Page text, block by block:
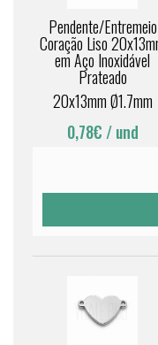
Pendente/Entremeio
Coração Liso
em Aço Inoxidável
Prateado
20x13mm Ø1.7mm
0,78€ / und